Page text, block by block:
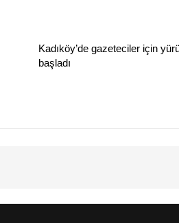
Kadıköy’de gazeteciler için
başladı